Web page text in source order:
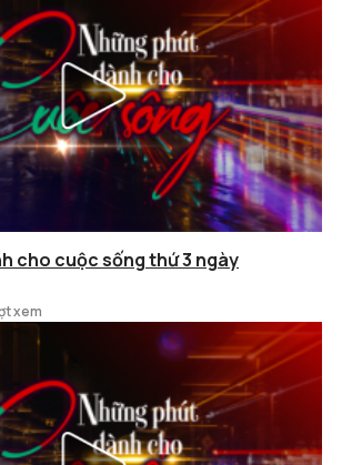
cho cuộc sống thứ 3 ngày
xem